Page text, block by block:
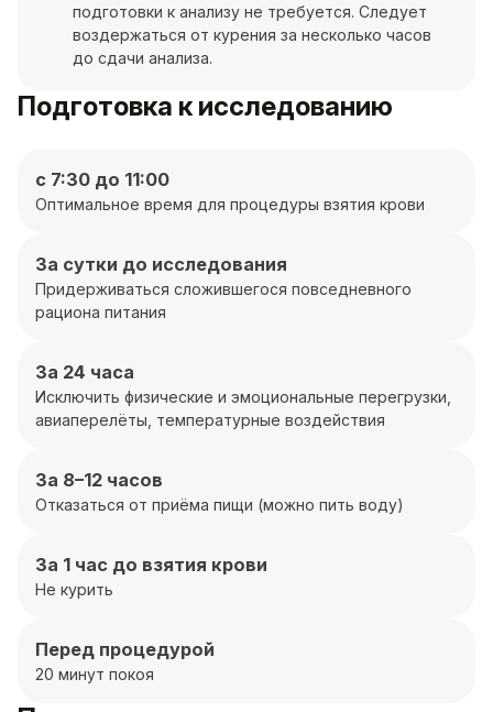
подготовки к анализу не требуется. Следует
воздержаться от курения за несколько часов
до сдачи анализа.
Подготовка к исследованию
с 7:30 до 11:00
Оптимальное время для процедуры взятия крови
За сутки до исследования
Придерживаться сложившегося повседневного
рациона питания
За 24 часа
Исключить физические и эмоциональные перегрузки,
авиаперелёты, температурные воздействия
За 8–12 часов
Отказаться от приёма пищи (можно пить воду)
За 1 час до взятия крови
Не курить
Перед процедурой
20 минут покоя